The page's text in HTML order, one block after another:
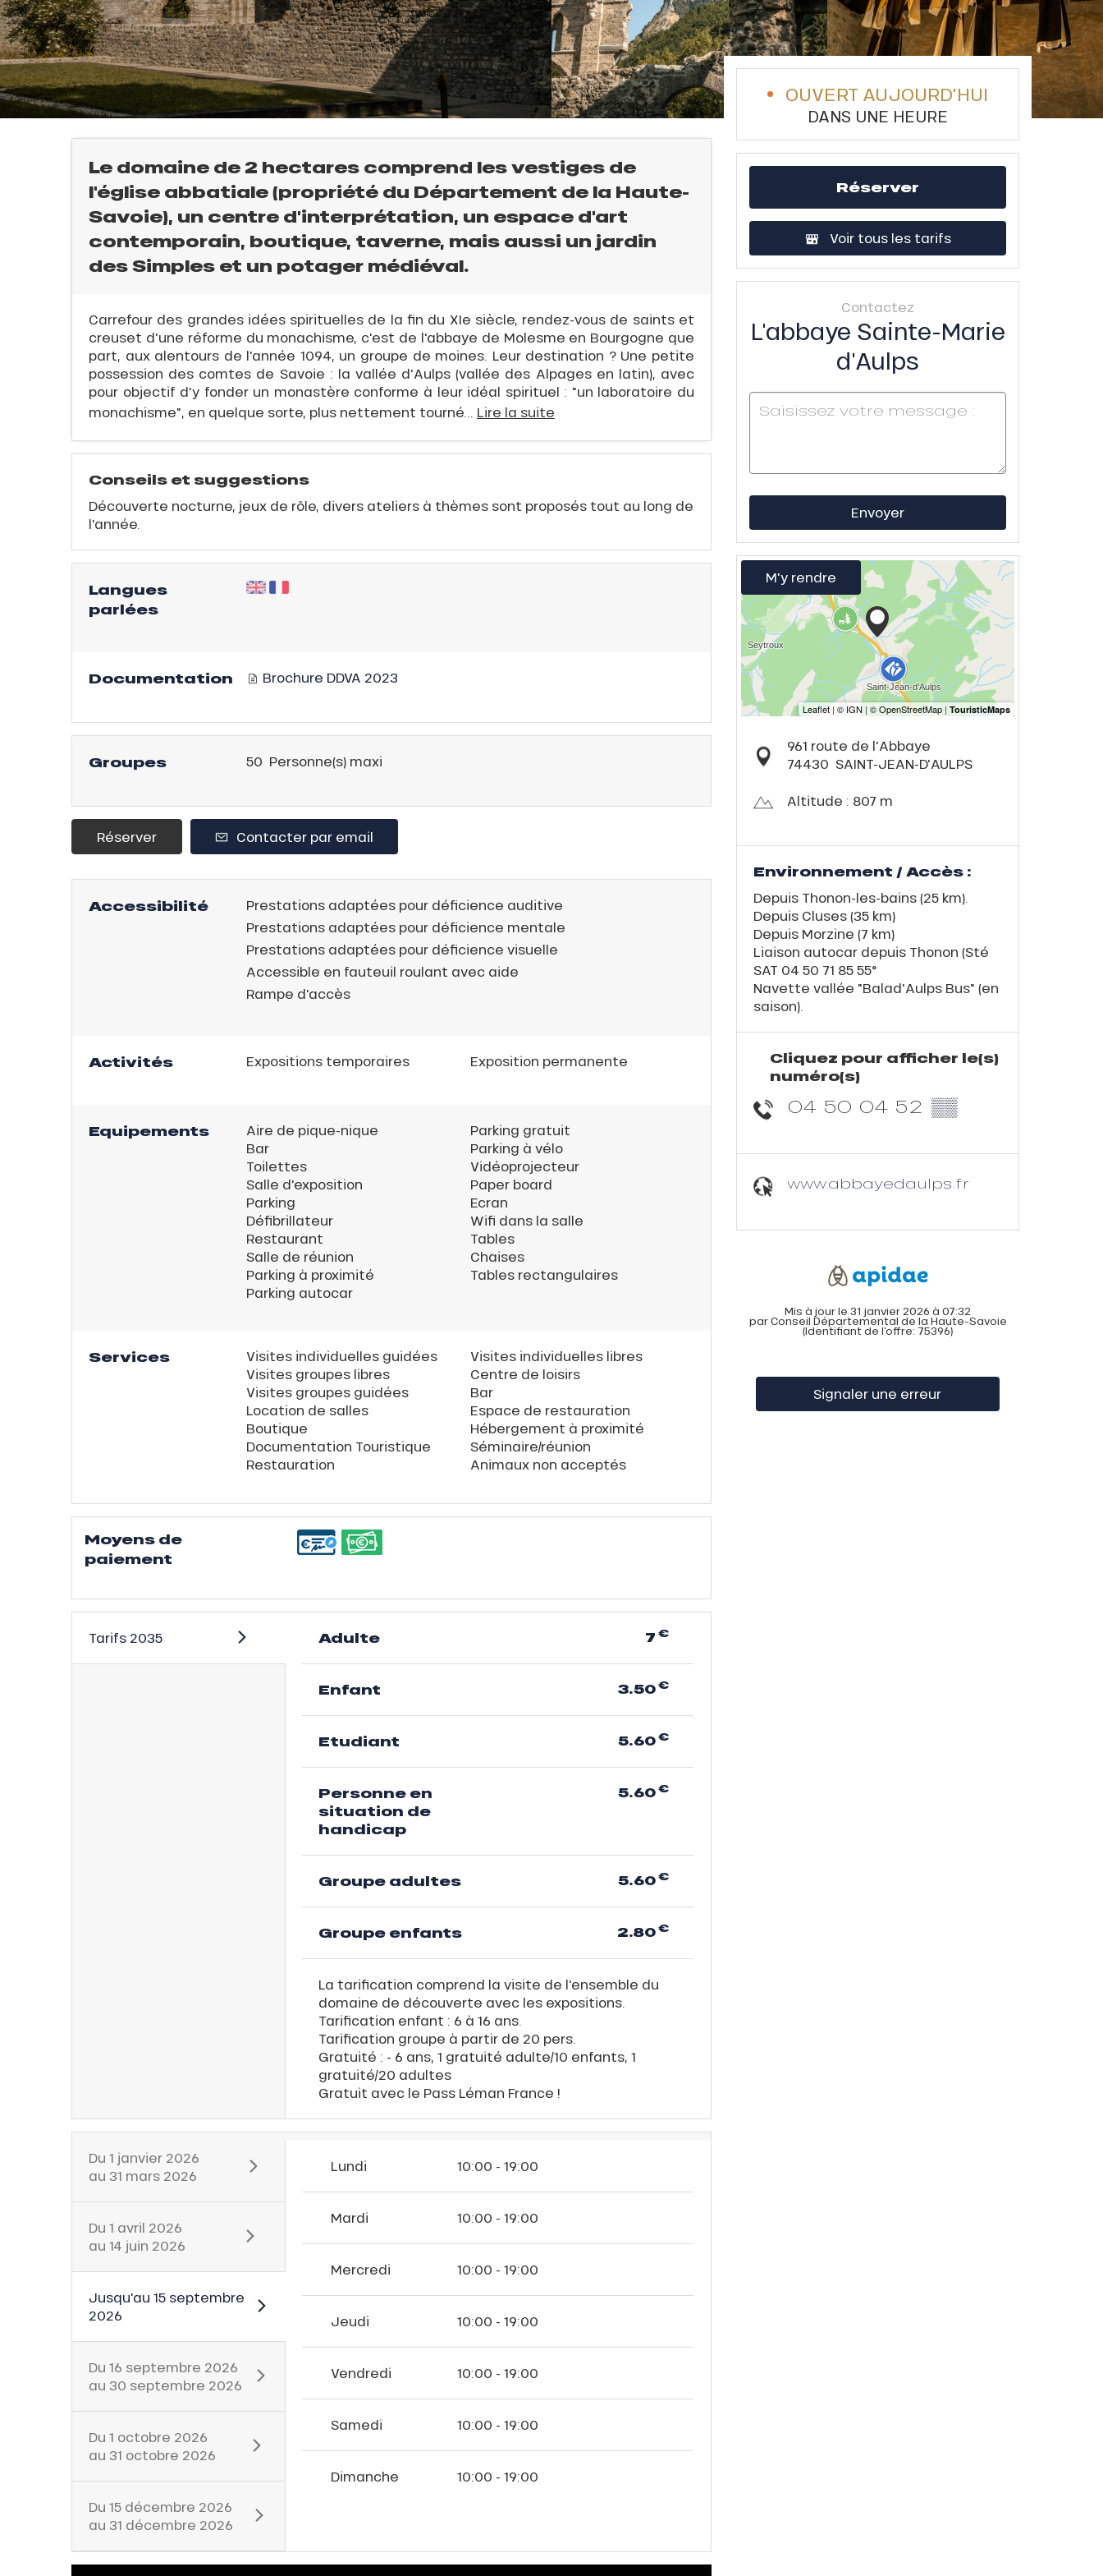
Le domaine de 2 hectares comprend les vestiges de
l'église abbatiale (propriété du Département de la Haute-
Savoie), un centre d'interprétation, un espace d'art
contemporain, boutique, taverne, mais aussi un jardin
des Simples et un potager médiéval.
Carrefour des grandes idées spirituelles de la fin du XIe siècle, rendez-vous de saints et
creuset d'une réforme du monachisme, c'est de l'abbaye de Molesme en Bourgogne que
part, aux alentours de l'année 1094, un groupe de moines. Leur destination ? Une petite
possession des comtes de Savoie : la vallée d'Aulps (vallée des Alpages en latin), avec
pour objectif d'y fonder un monastère conforme à leur idéal spirituel : "un laboratoire du
monachisme", en quelque sorte, plus nettement tourné... Lire la suite
Conseils et suggestions
Découverte nocturne, jeux de rôle, divers ateliers à thèmes sont proposés tout au long de
l'année.
Langues
parlées
Documentation Brochure DDVA 2023
Groupes 50 Personne(s) maxi
Réserver Contacter par email
Accessibilité
Prestations adaptées pour déficience auditive
Prestations adaptées pour déficience mentale
Prestations adaptées pour déficience visuelle
Accessible en fauteuil roulant avec aide
Rampe d'accès
Activités Expositions temporaires Exposition permanente
Equipements
Aire de pique-nique
Bar
Toilettes
Salle d'exposition
Parking
Défibrillateur
Restaurant
Salle de réunion
Parking à proximité
Parking autocar
Parking gratuit
Parking à vélo
Vidéoprojecteur
Paper board
Ecran
Wifi dans la salle
Tables
Chaises
Tables rectangulaires
Services
Visites individuelles guidées
Visites groupes libres
Visites groupes guidées
Location de salles
Boutique
Documentation Touristique
Restauration
Visites individuelles libres
Centre de loisirs
Bar
Espace de restauration
Hébergement à proximité
Séminaire/réunion
Animaux non acceptés
Moyens de
paiement
Tarifs 2035 Adulte 7 €
Enfant 3.50€
Etudiant 5.60€
Personne en
situation de
handicap
5.60€
Groupe adultes 5.60€
Groupe enfants 2.80€
La tarification comprend la visite de l'ensemble du
domaine de découverte avec les expositions.
Tarification enfant : 6 à 16 ans.
Tarification groupe à partir de 20 pers.
Gratuité : - 6 ans, 1 gratuité adulte/10 enfants, 1
gratuité/20 adultes
Gratuit avec le Pass Léman France !
Du 1 janvier 2026
au 31 mars 2026
Du 1 avril 2026
au 14 juin 2026
Jusqu'au 15 septembre
2026
Du 16 septembre 2026
au 30 septembre 2026
Du 1 octobre 2026
au 31 octobre 2026
Du 15 décembre 2026
au 31 décembre 2026
Lundi 10:00 - 19:00
Mardi 10:00 - 19:00
Mercredi 10:00 - 19:00
Jeudi 10:00 - 19:00
Vendredi 10:00 - 19:00
Samedi 10:00 - 19:00
Dimanche 10:00 - 19:00
OUVERT AUJOURD'HUI
DANS UNE HEURE
Réserver
Voir tous les tarifs
Contactez
L'abbaye Sainte-Marie
d'Aulps
Envoyer
M'y rendre
961 route de l'Abbaye
74430 SAINT-JEAN-D'AULPS
Altitude : 807 m
Environnement / Accès :
Depuis Thonon-les-bains (25 km).
Depuis Cluses (35 km)
Depuis Morzine (7 km)
Liaison autocar depuis Thonon (Sté
SAT 04 50 71 85 55°
Navette vallée "Balad'Aulps Bus" (en
saison).
Cliquez pour afficher le(s)
numéro(s)
04 50 04 52 ▒▒
www.abbayedaulps.fr
Mis à jour le 31 janvier 2026 à 07:32
par Conseil Départemental de la Haute-Savoie
(Identifiant de l'offre: 75396)
Signaler une erreur